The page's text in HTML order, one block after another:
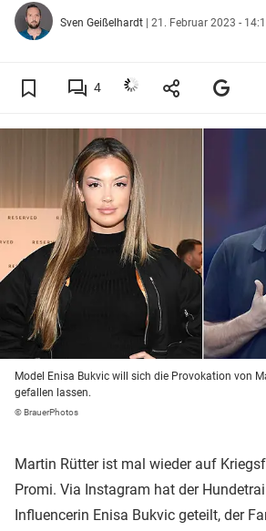
Sven Geißelhardt | 21. Februar 2023 -
4
Model Enisa Bukvic will sich die Provokation von
gefallen lassen.
© BrauerPhotos
Martin Rütter ist mal wieder auf
Promi. Via Instagram hat der
Influencerin Enisa Bukvic geteilt, der